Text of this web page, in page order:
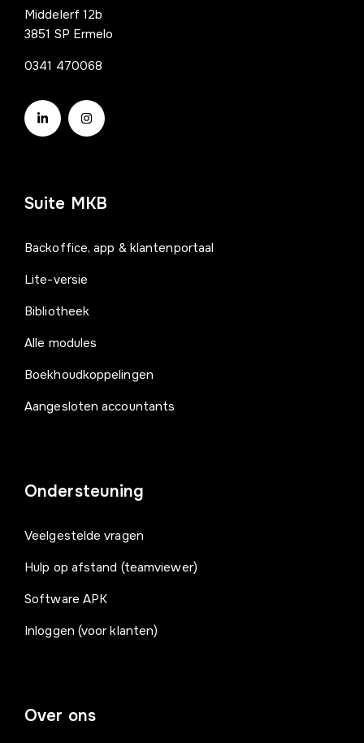
Middelerf 12b
3851 SP Ermelo
0341 470068
Suite MKB
Backoffice, app & klantenportaal
Lite-versie
Bibliotheek
Alle modules
Boekhoudkoppelingen
Aangesloten accountants
Ondersteuning
Veelgestelde vragen
Hulp op afstand (teamviewer)
Software APK
Inloggen (voor klanten)
Over ons